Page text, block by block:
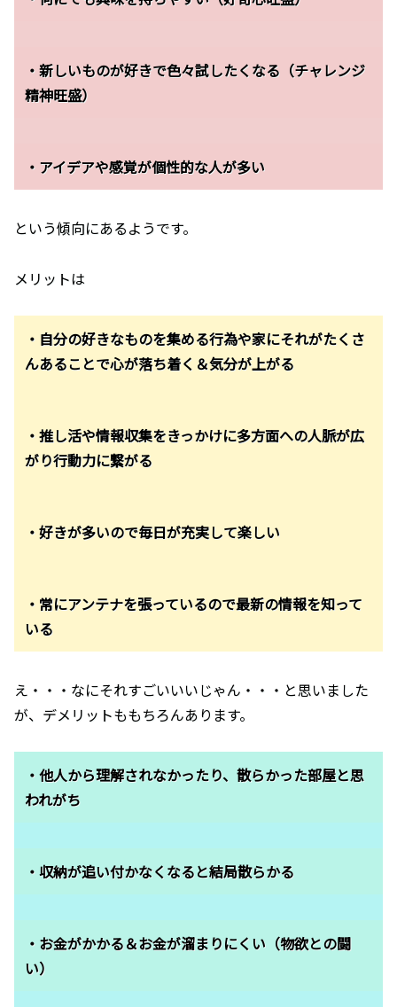
・新しいものが好きで色々試したくなる（チャレンジ
精神旺盛）
・アイデアや感覚が個性的な人が多い
という傾向にあるようです。
メリットは
・自分の好きなものを集める行為や家にそれがたくさ
んあることで心が落ち着く＆気分が上がる
・推し活や情報収集をきっかけに多方面への人脈が広
がり行動力に繋がる
・好きが多いので毎日が充実して楽しい
・常にアンテナを張っているので最新の情報を知って
いる
え・・・なにそれすごいいいじゃん・・・と思いました
が、デメリットももちろんあります。
・他人から理解されなかったり、散らかった部屋と思
われがち
・収納が追い付かなくなると結局散らかる
・お金がかかる＆お金が溜まりにくい（物欲との闘
い）